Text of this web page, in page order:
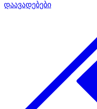
დაავადებები